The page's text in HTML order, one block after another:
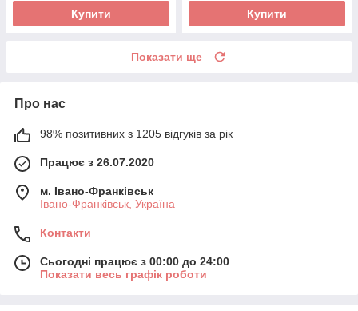
Купити Купити
Показати ще
Про нас
98% позитивних з 1205 відгуків за рік
Працює з 26.07.2020
м. Івано-Франківськ
Івано-Франківськ, Україна
Контакти
Сьогодні працює з 00:00 до 24:00
Показати весь графік роботи